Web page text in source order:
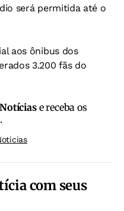
será permitida até o
aos ônibus dos
3.200 fãs do
e receba os
com seus